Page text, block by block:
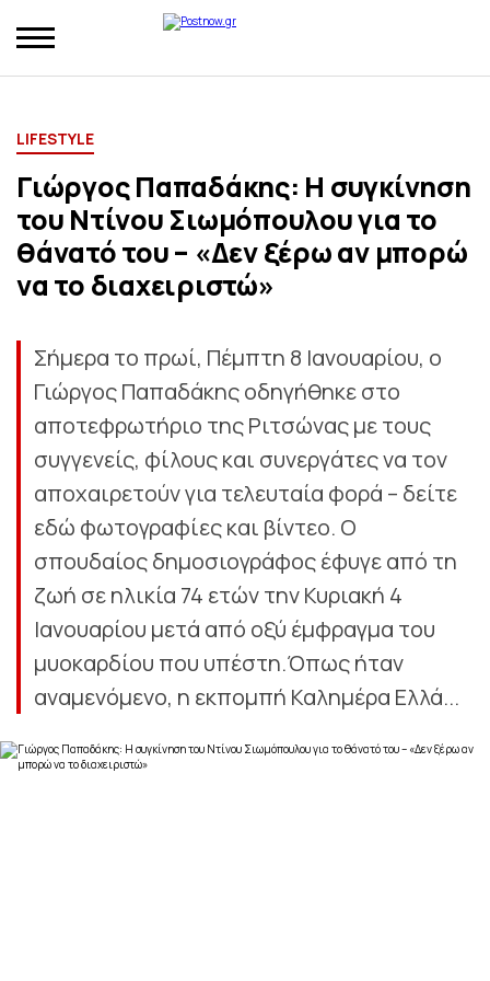
LIFESTYLE
Γιώργος Παπαδάκης: H συγκίνηση
του Ντίνου Σιωμόπουλου για το
θάνατό του – «Δεν ξέρω αν μπορώ
να το διαχειριστώ»
Σήμερα το πρωί, Πέμπτη 8 Ιανουαρίου, ο
Γιώργος Παπαδάκης οδηγήθηκε στο
αποτεφρωτήριο της Ριτσώνας με τους
συγγενείς, φίλους και συνεργάτες να τον
αποχαιρετούν για τελευταία φορά – δείτε
εδώ φωτογραφίες και βίντεο. Ο
σπουδαίος δημοσιογράφος έφυγε από τη
ζωή σε ηλικία 74 ετών την Κυριακή 4
Ιανουαρίου μετά από οξύ έμφραγμα του
μυοκαρδίου που υπέστη.Όπως ήταν
αναμενόμενο, η εκπομπή Καλημέρα Ελλά...